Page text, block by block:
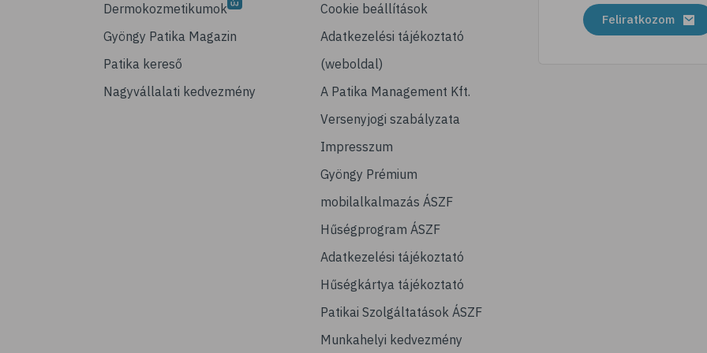
Dermokozmetikumok
Gyöngy Patika Magazin
Patika kereső
Nagyvállalati kedvezmény
Cookie beállítások
Adatkezelési tájékoztató
(weboldal)
A Patika Management Kft.
Versenyjogi szabályzata
Impresszum
Gyöngy Prémium
mobilalkalmazás ÁSZF
Hűségprogram ÁSZF
Adatkezelési tájékoztató
Hűségkártya tájékoztató
Patikai Szolgáltatások ÁSZF
Munkahelyi kedvezmény
Feliratkozom